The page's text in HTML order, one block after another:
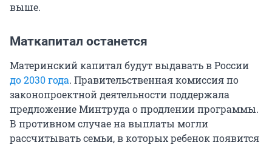
выше.
Маткапитал останется
Материнский капитал будут выдавать в России
до 2030 года. Правительственная комиссия по
законопроектной деятельности поддержала
предложение Минтруда о продлении программы.
В противном случае на выплаты могли
рассчитывать семьи, в которых ребенок появится